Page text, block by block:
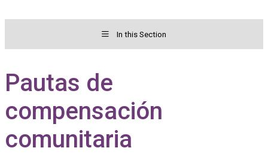
Welcome Toggle menu for&nbs;
In this Section
Pautas de
compensación
comunitaria